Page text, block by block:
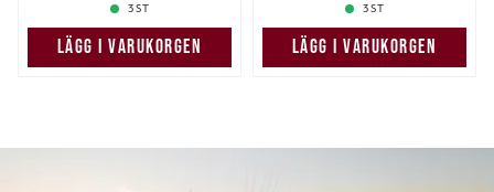
3 ST
LÄGG I VARUKORGEN
3 ST
LÄGG I VARUKORGEN